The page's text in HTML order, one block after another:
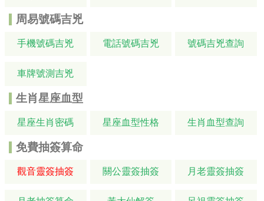
周易號碼吉兇
手機號碼吉兇 電話號碼吉兇 號碼吉兇查詢
車牌號測吉兇
生肖星座血型
星座生肖密碼 星座血型性格 生肖血型查詢
免費抽簽算命
觀音靈簽抽簽 關公靈簽抽簽 月老靈簽抽簽